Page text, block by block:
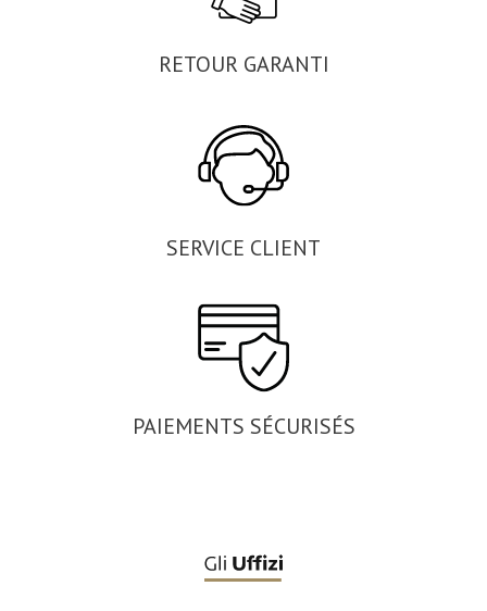
RETOUR GARANTI
SERVICE CLIENT
PAIEMENTS SÉCURISÉS